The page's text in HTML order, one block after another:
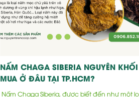
NẤM CHAGA SIBERIA NGUYÊN KHỐI
MUA Ở ĐÂU TẠI TP.HCM?
Nấm Chaga Siberia, được biết đến như một